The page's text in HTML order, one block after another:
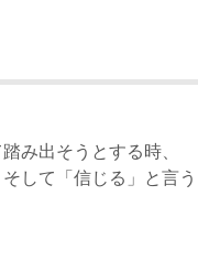
み出そうとする時、
して「信じる」と言う